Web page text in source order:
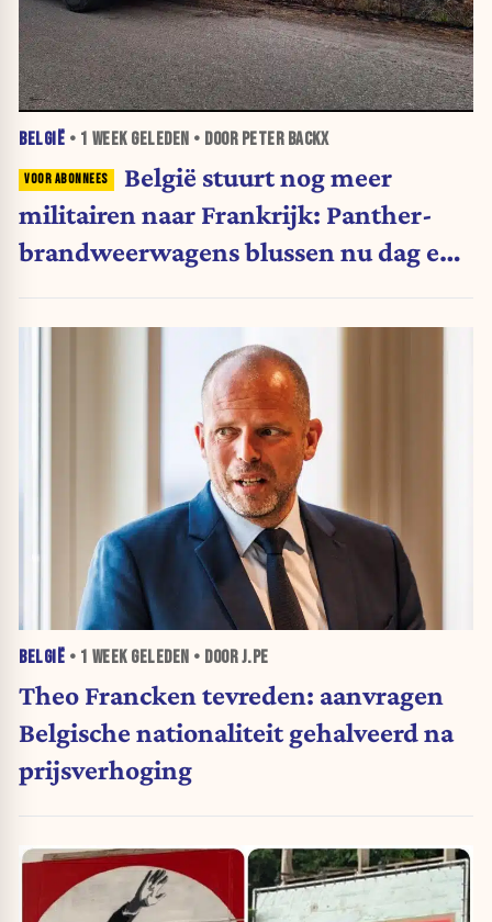
BELGIË • 1 WEEKGELEDEN • DOOR PETER BACKX
België stuurt nog meer
militairen naar Frankrijk: Panther-
brandweerwagens blussen nu dag en
BELGIË • 1 WEEKGELEDEN • DOOR J.PE
Theo Francken tevreden: aanvragen
Belgische nationaliteit gehalveerd na
prijsverhoging